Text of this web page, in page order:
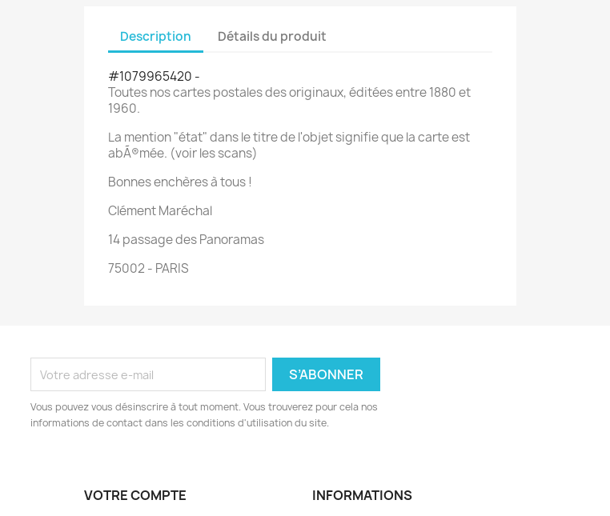
Description Détails du produit
#1079965420 -
Toutes nos cartes postales des originaux, éditées entre 1880 et
1960.
La mention "état" dans le titre de l'objet signifie que la carte est
abÃ®mée. (voir les scans)
Bonnes enchères à tous !
Clément Maréchal
14 passage des Panoramas
75002 - PARIS
Vous pouvez vous désinscrire à tout moment. Vous trouverez pour cela nos
informations de contact dans les conditions d'utilisation du site.
VOTRE COMPTE INFORMATIONS